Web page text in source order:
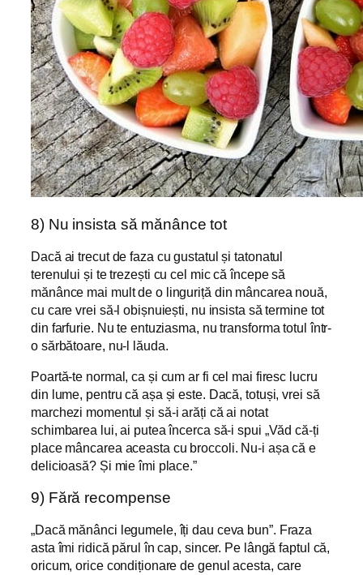
8) Nu insista să mănânce tot
Dacă ai trecut de faza cu gustatul și tatonatul
terenului și te trezești cu cel mic că începe să
mănânce mai mult de o linguriță din mâncarea nouă,
cu care vrei să-l obișnuiești, nu insista să termine tot
din farfurie. Nu te entuziasma, nu transforma totul într-
o sărbătoare, nu-l lăuda.
Poartă-te normal, ca și cum ar fi cel mai firesc lucru
din lume, pentru că așa și este. Dacă, totuși, vrei să
marchezi momentul și să-i arăți că ai notat
schimbarea lui, ai putea încerca să-i spui „Văd că-ți
place mâncarea aceasta cu broccoli. Nu-i așa că e
delicioasă? Și mie îmi place.”
9) Fără recompense
„Dacă mănânci legumele, îți dau ceva bun”. Fraza
asta îmi ridică părul în cap, sincer. Pe lângă faptul că,
oricum, orice condiționare de genul acesta, care